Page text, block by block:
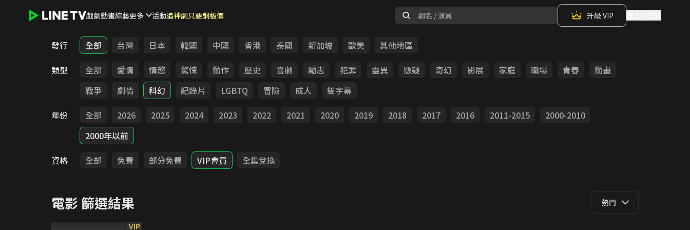
戲劇動畫綜藝更多 活動追神劇只要銅板價 升級 VIP
發行 全部 台灣 日本 韓國 中國 香港 泰國 新加坡 歐美
其他地區
類型
全部 愛情 情慾 驚悚 動作 歷史 喜劇 勵志 犯罪 靈異 懸疑 奇幻 影展 家庭 職場 青春
動畫
戰爭
劇情 科幻 紀錄片 LGBTQ 冒險 成人
雙字幕
年份
全部 2026 2025 2024 2023 2022 2021 2020 2019 2018 2017 2016 2011-2015
2000-2010
2000年以前
資格
全部 免費 部分免費 VIP會員 全集兌換
電影 篩選結果 熱門
VIP